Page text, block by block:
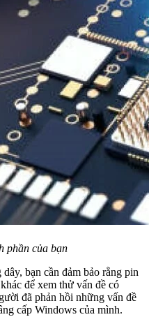
phần của bạn
bạn cần đảm bảo rằng pin
để xem thử vấn đề có
cấp Windows của mình.